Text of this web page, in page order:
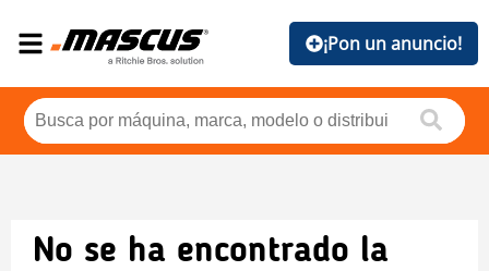
¡Pon un anuncio!
No se ha encontrado la